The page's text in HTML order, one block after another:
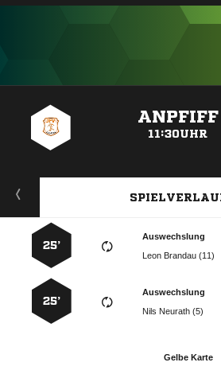
ANPFIFF
11:30UHR
Auswechslung
  
25’
Auswechslung
  
25’
Gelbe Karte